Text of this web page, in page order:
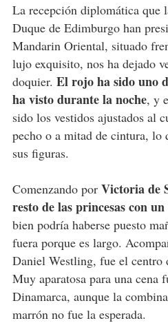
La recepción diplomática que
Duque de Edimburgo han
Mandarin Oriental, situado
lujo exquisito, nos ha dejado
doquier. El rojo ha sido uno
ha visto durante la noche, y
sido los vestidos ajustados al
pecho o a mitad de cintura, lo
sus figuras.
Comenzando por Victoria de
resto de las princesas con
bien podría haberse puesto
fuera porque es largo.
Daniel Westling, fue el centro
Muy aparatosa para una cena
Dinamarca, aunque la
marrón no fue la esperada.